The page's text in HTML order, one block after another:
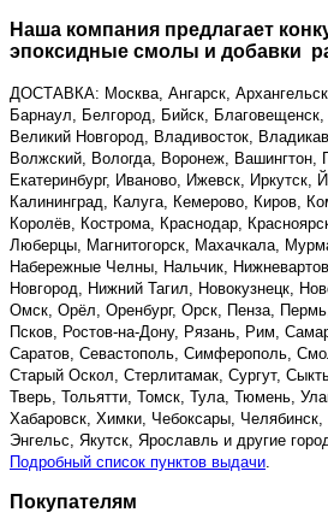
Наша компания предлагает
эпоксидные смолы и добавки
ДОСТАВКА: Москва, Ангарск,
Барнаул, Белгород, Бийск,
Великий Новгород, Владивосток,
Волжский, Вологда, Воронеж, Вашингтон,
Екатеринбург, Иваново, Ижевск, Иркутск,
Калининград, Калуга, Кемерово, Киров,
Королёв, Кострома, Краснодар,
Люберцы, Магнитогорск, Махачкала,
Набережные Челны, Нальчик,
Новгород, Нижний Тагил, Новокузнецк,
Омск, Орёл, Оренбург, Орск, Пенза,
Псков, Ростов-на-Дону, Рязань, Рим,
Саратов, Севастополь, Симферополь,
Старый Оскол, Стерлитамак, Сургут,
Тверь, Тольятти, Томск, Тула, Тюмень,
Хабаровск, Химки, Чебоксары,
Энгельс, Якутск, Ярославль и другие
Подробный список пунктов выдачи
Покупателям